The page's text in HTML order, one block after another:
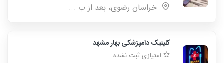
خراسان رضوی، بعد از ب ...
کلینیک دامپزشکی بهار مشهد
امتیازی ثبت نشده